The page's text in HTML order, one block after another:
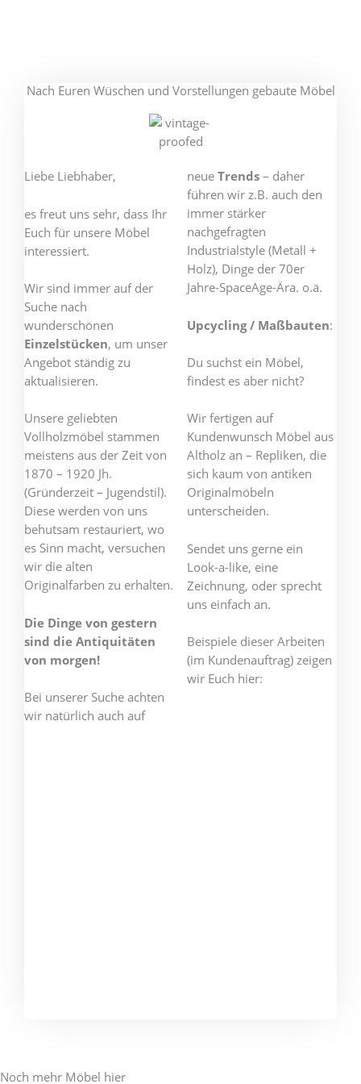
Nach Euren Wüschen und Vorstellungen gebaute Möbel
Liebe Liebhaber,
es freut uns sehr, dass Ihr
Euch für unsere Möbel
interessiert.
Wir sind immer auf der
Suche nach
wunderschönen
Einzelstücken, um unser
Angebot ständig zu
aktualisieren.
Unsere geliebten
Vollholzmöbel stammen
meistens aus der Zeit von
1870 – 1920 Jh.
(Gründerzeit – Jugendstil).
Diese werden von uns
behutsam restauriert, wo
es Sinn macht, versuchen
wir die alten
Originalfarben zu erhalten.
Die Dinge von gestern
sind die Antiquitäten
von morgen!
Bei unserer Suche achten
wir natürlich auch auf
neue Trends– daher
führen wir z.B. auch den
immer stärker
nachgefragten
Industrialstyle (Metall +
Holz), Dinge der 70er
Jahre-SpaceAge-Ära. o.ä.
Upcycling / Maßbauten:
Du suchst ein Möbel,
findest es aber nicht?
Wir fertigen auf
Kundenwunsch Möbel aus
Altholz an – Repliken, die
sich kaum von antiken
Originalmöbeln
unterscheiden.
Sendet uns gerne ein
Look-a-like, eine
Zeichnung, oder sprecht
uns einfach an.
Beispiele dieser Arbeiten
(im Kundenauftrag) zeigen
wir Euch hier:
Noch mehr Möbel hier